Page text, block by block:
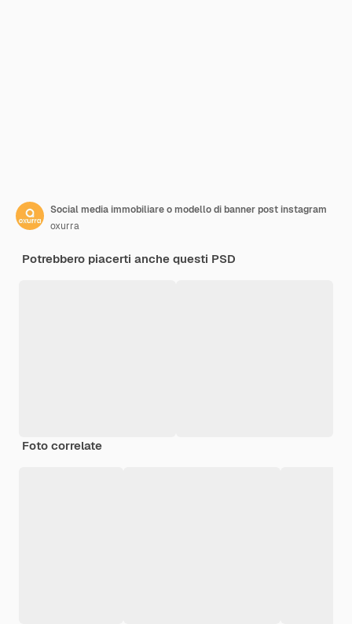
Social media immobiliare o modello di banner post instagram
oxurra
Potrebbero piacerti anche questi PSD
Foto correlate